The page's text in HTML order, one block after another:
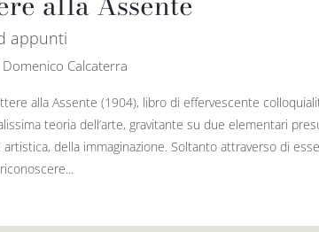
appunti
Calcaterra
alla Assente (1904), libro di effervescente
teoria dell’arte, gravitante su due elementari
artistica, della immaginazione. Soltanto attraverso di